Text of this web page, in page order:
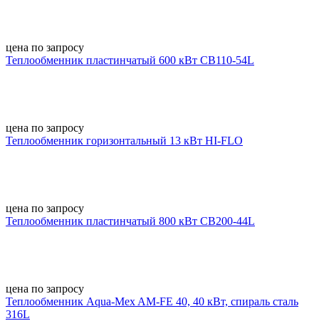
цена по запросу
Теплообменник пластинчатый 600 кВт CB110-54L
цена по запросу
Теплообменник горизонтальный 13 кВт HI-FLO
цена по запросу
Теплообменник пластинчатый 800 кВт CB200-44L
цена по запросу
Теплообменник Aqua-Mex AM-FE 40, 40 кВт, спираль сталь
316L